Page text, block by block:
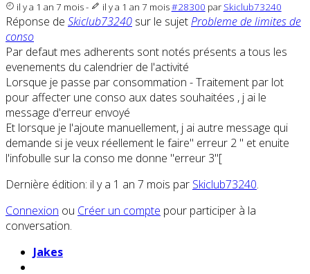
il y a 1 an 7 mois- il y a 1 an 7 mois#28300 par Skiclub73240
Réponse de Skiclub73240 sur le sujetProbleme de limites de
conso
Par defaut mes adherents sont notés présents a tous les
evenements du calendrier de l'activité
Lorsque je passe par consommation - Traitement par lot
pour affecter une conso aux dates souhaitées , j ai le
message d'erreur envoyé
Et lorsque je l'ajoute manuellement, j ai autre message qui
demande si je veux réellement le faire" erreur 2 " et enuite
l'infobulle sur la conso me donne "erreur 3"[
Dernière édition: il y a 1 an 7 mois par Skiclub73240.
Connexion ou Créer un compte pour participer à la
conversation.
Jakes